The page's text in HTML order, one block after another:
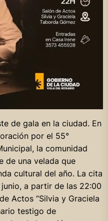
de gala en la ciudad. En
por el 55°
la comunidad
de una velada que
cultural del año. La cita
a partir de las 22:00
Actos “Silvia y Graciela
testigo de